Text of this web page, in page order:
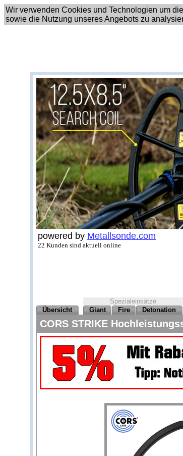
Wir verwenden Cookies und Technologien um
sowie die Nutzung unseres Angebots zu
powered by Metallsonde.com
22 Kunden sind aktuell online
Spezialeinsätze
Übersicht
Giant Fire Detonation
CORS STRIKE